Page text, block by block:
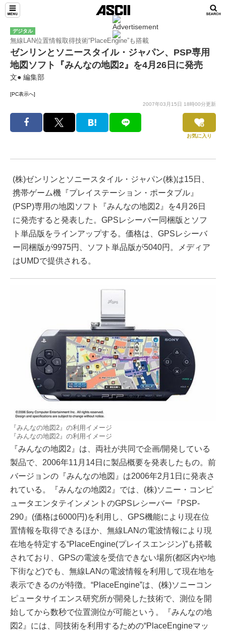
デジタル
無線LAN位置情報取得技術“PlaceEngine”も搭載
ゼンリンとソニースタイル・ジャパン、PSP専用
地図ソフト『みんなの地図2』を4月26日に発売
文● 編集部
[PC表示へ]
2007年03月15日 18時00分更新
お気に入り
(株)ゼンリンとソニースタイル・ジャパン(株)は15日、
携帯ゲーム機『プレイステーション・ポータブル』
(PSP)専用の地図ソフト『みんなの地図2』を4月26日
に発売すると発表した。GPSレシーバー同梱版とソフ
ト単品版をラインアップする。価格は、GPSレシーバ
ー同梱版が9975円、ソフト単品版が5040円。メディア
はUMDで提供される。
『みんなの地図2』の利用イメージ
『みんなの地図2』の利用イメージ
『みんなの地図2』は、両社が共同で企画/開発している
製品で、2006年11月14日に製品概要を発表したもの。前
バージョンの『みんなの地図』は2006年2月1日に発表さ
れている。『みんなの地図2』では、(株)ソニー・コンピ
ュータエンタテインメントのGPSレシーバー『PSP-
290』(価格は6000円)を利用し、GPS機能により現在位
置情報を取得できるほか、無線LANの電波情報により現
在地を特定する“PlaceEngine(プレイスエンジン)”も搭載
されており、GPSの電波を受信できない場所(都区内や地
下街など)でも、無線LANの電波情報を利用して現在地を
表示できるのが特徴。“PlaceEngine”は、(株)ソニーコン
ピュータサイエンス研究所が開発した技術で、測位を開
始してから数秒で位置測位が可能という。『みんなの地
図2』には、同技術を利用するための“PlaceEngineマッ